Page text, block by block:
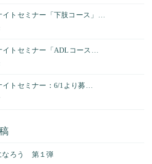
イトセミナー「下肢コース」…
イトセミナー「ADLコース…
イトセミナー：6/1より募…
なろう 第１弾